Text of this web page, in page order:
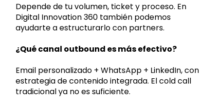
Depende de tu volumen, ticket y proceso. En
Digital Innovation 360 también podemos
ayudarte a estructurarlo con partners.
¿Qué canal outbound es más efectivo?
Email personalizado + WhatsApp + LinkedIn, con
estrategia de contenido integrada. El cold call
tradicional ya no es suficiente.